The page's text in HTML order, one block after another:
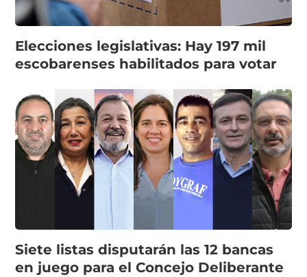
Elecciones legislativas: Hay 197 mil
escobarenses habilitados para votar
Siete listas disputarán las 12 bancas
en juego para el Concejo Deliberante